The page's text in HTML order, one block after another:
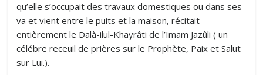
qu’elle s’occupait des travaux domestiques ou dans ses
va et vient entre le puits et la maison, récitait
entièrement le Dalà-ilul-Khayrâti de l’Imam Jazûli ( un
célébre receuil de prières sur le Prophète, Paix et Salut
sur Lui.).